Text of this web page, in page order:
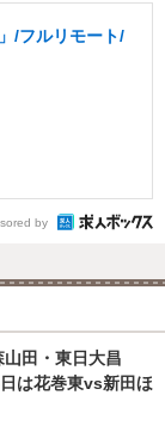
/フルリモート/
by
山田・東日大昌
は花巻東vs新田ほ